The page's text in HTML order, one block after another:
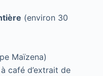
(environ 30
Maïzena)
café d’extrait de